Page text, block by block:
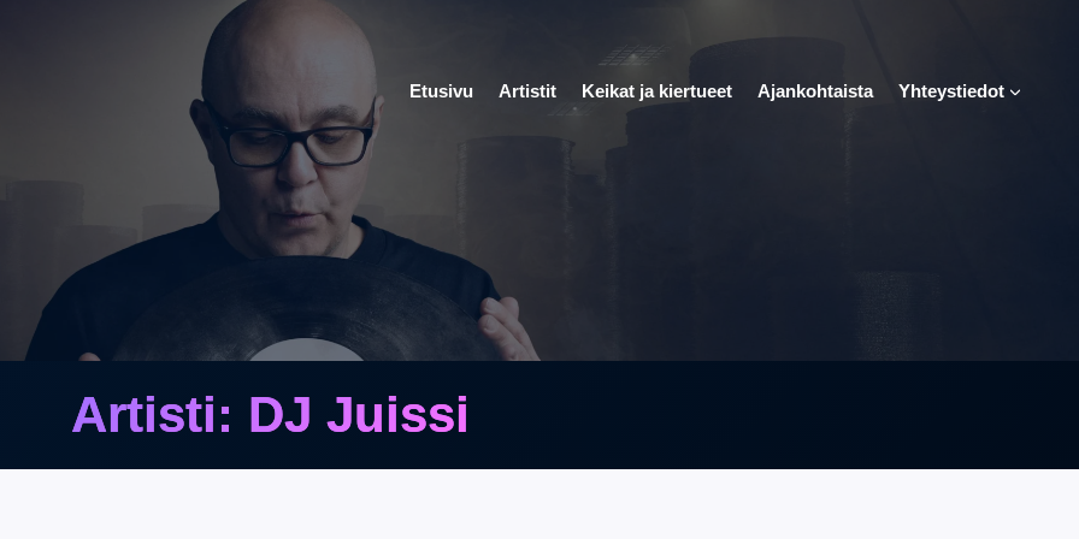
Etusivu Artistit Keikat ja kiertueet Ajankohtaista Yhteystiedot
Artisti: DJ Juissi